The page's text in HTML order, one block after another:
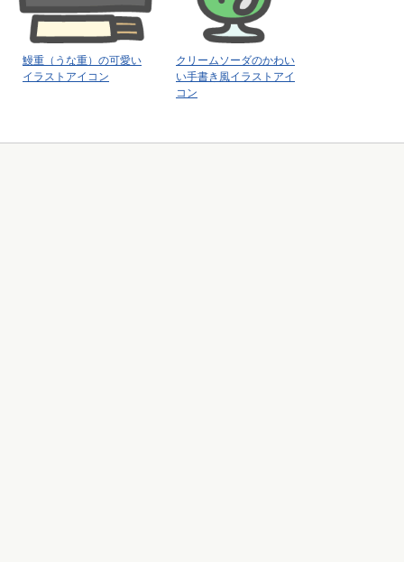
鰻重（うな重）の可愛い
イラストアイコン
クリームソーダのかわい
い手書き風イラストアイ
コン